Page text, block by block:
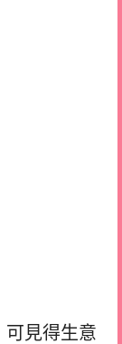
可見得生意